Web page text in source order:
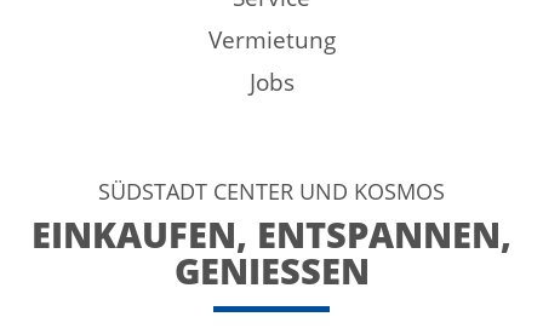
Vermietung
Jobs
SÜDSTADT CENTER UND KOSMOS
EINKAUFEN, ENTSPANNEN,
GENIESSEN